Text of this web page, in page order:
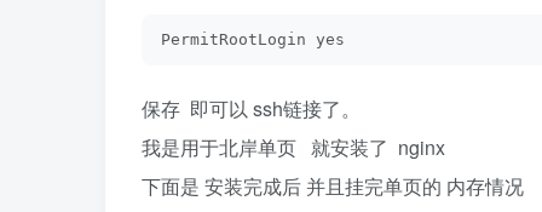
PermitRootLogin yes
保存 即可以 ssh链接了。
我是用于北岸单页 就安装了 nginx
下面是 安装完成后 并且挂完单页的 内存情况